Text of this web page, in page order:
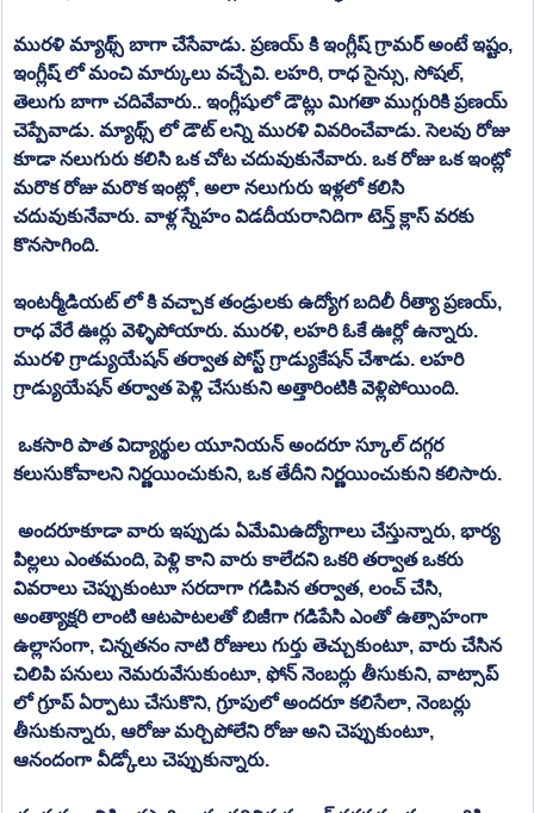
మురళి మ్యాథ్స్ బాగా చేసేవాడు. ప్రణయ్ కి ఇంగ్లీష్ గ్రామర్ అంటే ఇష్టం,
ఇంగ్లీష్ లో మంచి మార్కులు వచ్చేవి. లహరి, రాధ సైన్సు, సోషల్,
తెలుగు బాగా చదివేవారు.. ఇంగ్లీషులో డౌట్లు మిగతా ముగ్గురికి ప్రణయ్
చెప్పేవాడు. మ్యాథ్స్ లో డౌట్ లన్ని మురళి వివరించేవాడు. సెలవు రోజు
కూడా నలుగురు కలిసి ఒక చోట చదువుకునేవారు. ఒక రోజు ఒక ఇంట్లో
మరొక రోజు మరొక ఇంట్లో, అలా నలుగురు ఇళ్లలో కలిసి
చదువుకునేవారు. వాళ్ల స్నేహం విడదీయరానిదిగా టెన్త్ క్లాస్ వరకు
కొనసాగింది.
ఇంటర్మీడియట్ లో కి వచ్చాక తండ్రులకు ఉద్యోగ బదిలీ రీత్యా ప్రణయ్,
రాధ వేరే ఊర్లు వెళ్ళిపోయారు. మురళి, లహరి ఓకే ఊర్లో ఉన్నారు.
మురళి గ్రాడ్యుయేషన్ తర్వాత పోస్ట్ గ్రాడ్యుకేషన్ చేశాడు. లహరి
గ్రాడ్యుయేషన్ తర్వాత పెళ్లి చేసుకుని అత్తారింటికి వెళ్లిపోయింది.
కలుసుకోవాలని నిర్ణయించుకుని, ఒక తేదీని నిర్ణయించుకుని కలిసారు.
పిల్లలు ఎంతమంది, పెళ్లి కాని వారు కాలేదని ఒకరి తర్వాత ఒకరు
వివరాలు చెప్పుకుంటూ సరదాగా గడిపిన తర్వాత, లంచ్ చేసి,
అంత్యాక్షరి లాంటి ఆటపాటలతో బిజీగా గడిపేసి ఎంతో ఉత్సాహంగా
ఉల్లాసంగా, చిన్నతనం నాటి రోజులు గుర్తు తెచ్చుకుంటూ, వారు చేసిన
చిలిపి పనులు నెమరువేసుకుంటూ, ఫోన్ నెంబర్లు తీసుకుని, వాట్సాప్
లో గ్రూప్ ఏర్పాటు చేసుకొని, గ్రూపులో అందరూ కలిసేలా, నెంబర్లు
తీసుకున్నారు, ఆరోజు మర్చిపోలేని రోజు అని చెప్పుకుంటూ,
ఆనందంగా వీడ్కోలు చెప్పుకున్నారు.